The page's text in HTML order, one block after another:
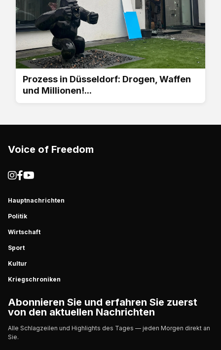
Prozess in Düsseldorf: Drogen, Waffen
und Millionen!...
Voice of Freedom
Hauptnachrichten
Politik
Wirtschaft
Sport
Kultur
Kriegschroniken
Abonnieren Sie und erfahren Sie zuerst
von den aktuellen Nachrichten
Alle Schlagzeilen und Highlights des Tages — jeden Morgen direkt an
Sie.